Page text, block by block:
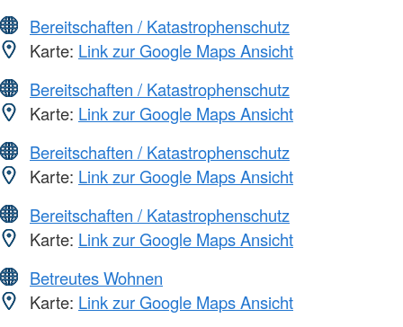
Bereitschaften / Katastrophenschutz
Karte: Link zur Google Maps Ansicht
Bereitschaften / Katastrophenschutz
Karte: Link zur Google Maps Ansicht
Bereitschaften / Katastrophenschutz
Karte: Link zur Google Maps Ansicht
Bereitschaften / Katastrophenschutz
Karte: Link zur Google Maps Ansicht
Betreutes Wohnen
Karte: Link zur Google Maps Ansicht